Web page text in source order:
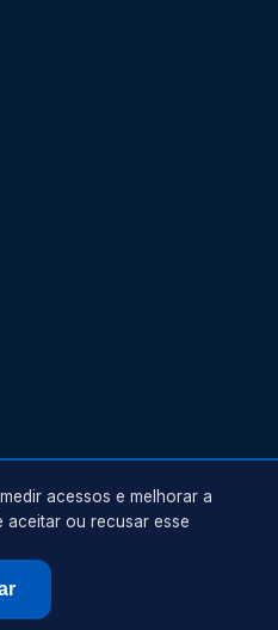
. Todos os direitos reservados.
acessos e melhorar a
aceitar ou recusar esse